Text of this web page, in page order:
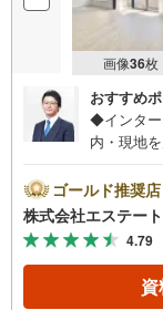
画像36枚
おすすめ
◆インター
内・現地
ください
ムーズで
小・中学
店舗です
レゼント
ポート社
ゴールド推奨店
株式会社エステー
4.79